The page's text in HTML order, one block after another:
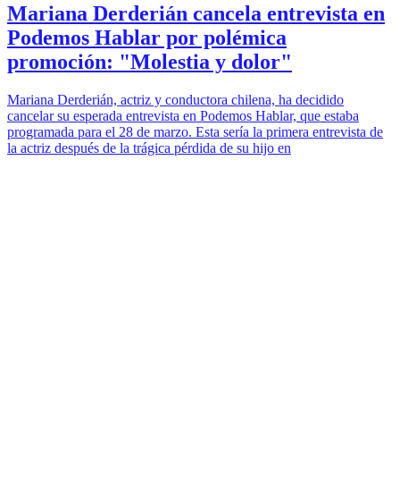
Mariana Derderián cancela entrevista en
Podemos Hablar por polémica
promoción: "Molestia y dolor"
Mariana Derderián, actriz y conductora chilena, ha decidido
cancelar su esperada entrevista en Podemos Hablar, que estaba
programada para el 28 de marzo. Esta sería la primera entrevista de
la actriz después de la trágica pérdida de su hijo en